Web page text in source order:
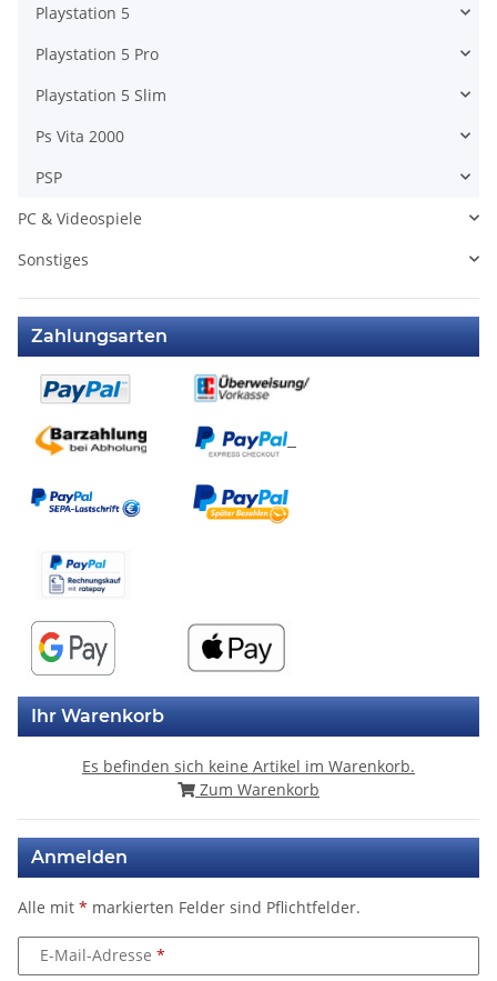
Playstation 5
Playstation 5 Pro
Playstation 5 Slim
Ps Vita 2000
PSP
PC & Videospiele
Sonstiges
Zahlungsarten
Ihr Warenkorb
Es befinden sich keine Artikel im Warenkorb.
Zum Warenkorb
Anmelden
Alle mit * markierten Felder sind Pflichtfelder.
E-Mail-Adresse